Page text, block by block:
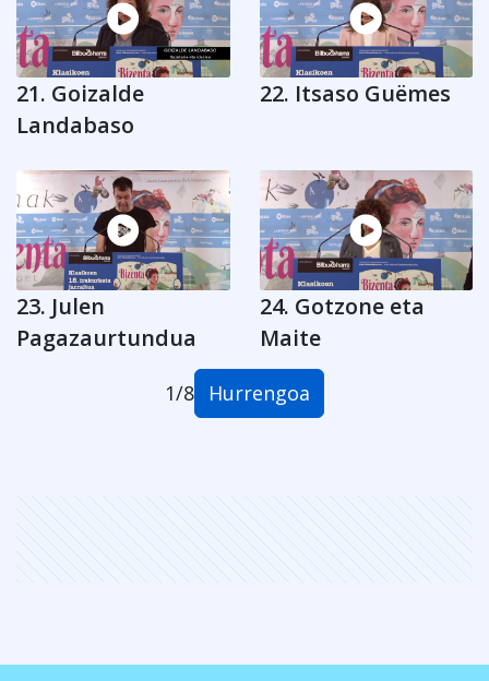
21. Goizalde
Landabaso
22. Itsaso Guëmes
23. Julen
Pagazaurtundua
24. Gotzone eta
Maite
1/8 Hurrengoa